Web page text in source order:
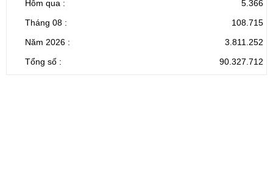
Hôm qua :
5.366
Tháng 08 :
108.715
Năm 2026 :
3.811.252
Tổng số :
90.327.712